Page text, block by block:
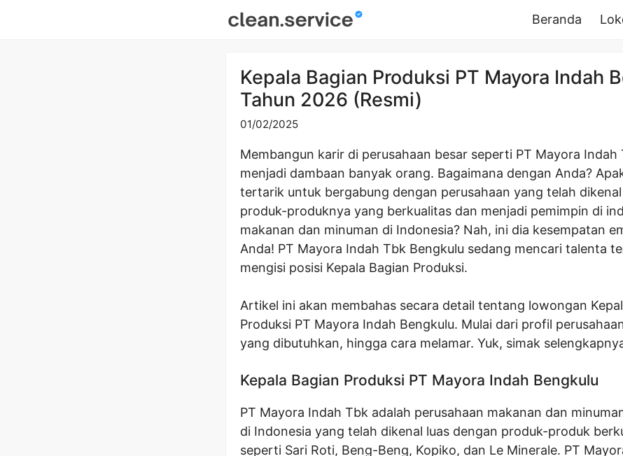
Beranda
Kepala Bagian Produksi PT Mayora Indah
Tahun 2026 (Resmi)
01/02/2025
Membangun karir di perusahaan besar seperti PT Mayora Indah
menjadi dambaan banyak orang. Bagaimana dengan Anda?
tertarik untuk bergabung dengan perusahaan yang telah
produk-produknya yang berkualitas dan menjadi pemimpin di
makanan dan minuman di Indonesia? Nah, ini dia kesempatan
Anda! PT Mayora Indah Tbk Bengkulu sedang mencari talenta
mengisi posisi Kepala Bagian Produksi.
Artikel ini akan membahas secara detail tentang lowongan
Produksi PT Mayora Indah Bengkulu. Mulai dari profil
yang dibutuhkan, hingga cara melamar. Yuk, simak
Kepala Bagian Produksi PT Mayora Indah Bengkulu
PT Mayora Indah Tbk adalah perusahaan makanan dan
di Indonesia yang telah dikenal luas dengan produk-produk
seperti Sari Roti, Beng-Beng, Kopiko, dan Le Minerale. PT